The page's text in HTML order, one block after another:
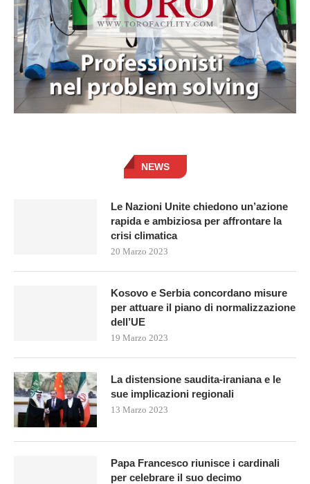
NEWS
Le Nazioni Unite chiedono un’azione
rapida e ambiziosa per affrontare la
crisi climatica
20 Marzo 2023
Kosovo e Serbia concordano misure
per attuare il piano di normalizzazione
dell’UE
19 Marzo 2023
La distensione saudita-iraniana e le
sue implicazioni regionali
13 Marzo 2023
Papa Francesco riunisce i cardinali
per celebrare il suo decimo